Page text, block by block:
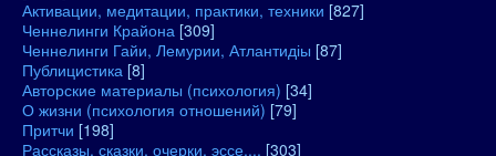
Активации, медитации, практики, техники [827]
Ченнелинги Крайона [309]
Ченнелинги Гайи, Лемурии, Атлантидіы [87]
Публицистика [8]
Авторские материалы (психология) [34]
О жизни (психология отношений) [79]
Притчи [198]
Рассказы, сказки, очерки, эссе.... [303]